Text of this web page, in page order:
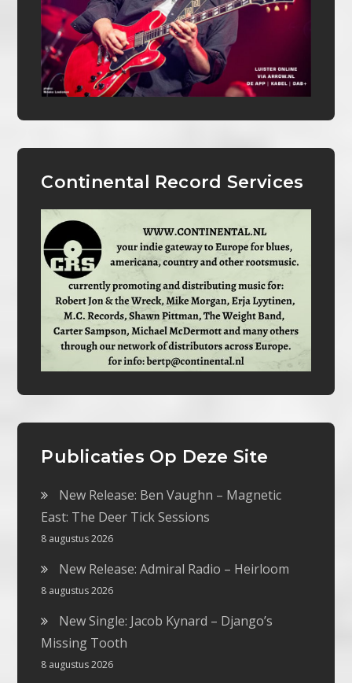
Continental Record Services
Publicaties Op Deze Site
New Release: Ben Vaughn – Magnetic
East: The Deer Tick Sessions
8 augustus 2026
New Release: Admiral Radio – Heirloom
8 augustus 2026
New Single: Jacob Kynard – Django’s
Missing Tooth
8 augustus 2026